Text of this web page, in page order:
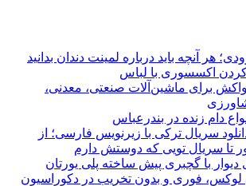
هر آنچه باید درباره لمینت دندان بدانید
اکسسوری با لباس
برای ماشین‌آلات صنعتی، معدنی،
دام زنده در بندرعباس
سریال ترکی با زیرنویس فارسی؛ از
تا سریال تویی که دوستش دارم
دیوار با گچبری پیش ساخته پلی یورتان
لوکس، فوری و بدون تخریب در دکوراسیون